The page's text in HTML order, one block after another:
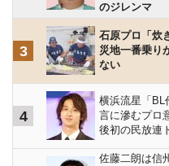
のジレンマ
3
石原プロ「炊
災地一番乗り
ない
4
横浜流星「BL
言に滲むプロ
後初の民放連
佐藤二朗は信